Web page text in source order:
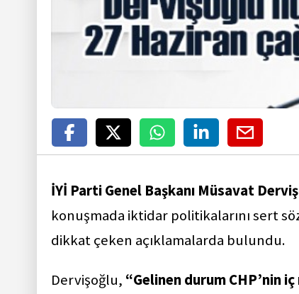
İYİ Parti Genel Başkanı Müsavat
konuşmada iktidar politikalarını sert
dikkat çeken açıklamalarda bulundu.
Dervişoğlu, “Gelinen durum CHP’nin